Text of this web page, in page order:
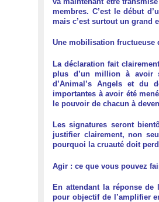
membres. C’est le début
mais c’est surtout un grand
Une mobilisation fructueuse
La déclaration fait
plus d’un million à avoir
d’Animal’s Angels et du
importantes à avoir été
le pouvoir de chacun à
Les signatures seront
justifier clairement, non
pourquoi la cruauté doit
Agir : ce que vous pouvez
En attendant la réponse de
pour objectif de l’amplifier